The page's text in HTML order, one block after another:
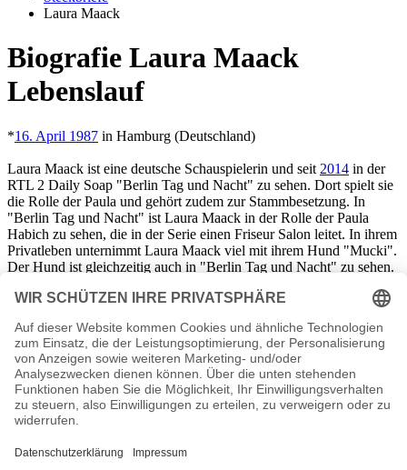
Laura Maack
Biografie Laura Maack
Lebenslauf
*16. April 1987 in Hamburg (Deutschland)
Laura Maack ist eine deutsche Schauspielerin und seit 2014 in der
RTL 2 Daily Soap "Berlin Tag und Nacht" zu sehen. Dort spielt sie
die Rolle der Paula und gehört zudem zur Stammbesetzung. In
"Berlin Tag und Nacht" ist Laura Maack in der Rolle der Paula
Habich zu sehen, die in der Serie einen Friseur Salon leitet. In ihrem
Privatleben unternimmt Laura Maack viel mit ihrem Hund "Mucki".
Der Hund ist gleichzeitig auch in "Berlin Tag und Nacht" zu sehen.
Urlaube gerne auf Ibiza. Über eine Beziehung im Privatleben von
wechselndes Make-up gehören zu den beliebten Hobbys von Laura
Maack.
Laura Maack Seiten, Kurzbio, Familie, verheiratet, Herkunft
etc.
n.n.v. - Die offizielle Laura Maack Homepage / Facebook / X /